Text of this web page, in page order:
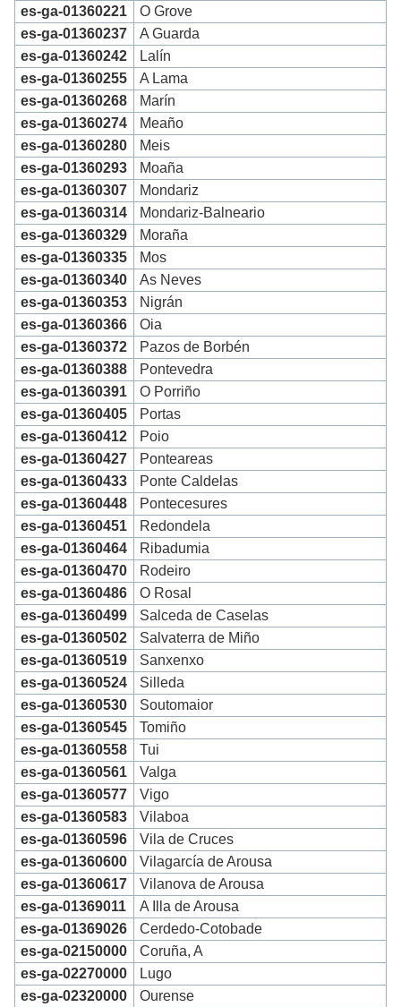
es-ga-01360221
O Grove
es-ga-01360237
A Guarda
es-ga-01360242
Lalín
es-ga-01360255
A Lama
es-ga-01360268
Marín
es-ga-01360274
Meaño
es-ga-01360280
Meis
es-ga-01360293
Moaña
es-ga-01360307
Mondariz
es-ga-01360314
Mondariz-Balneario
es-ga-01360329
Moraña
es-ga-01360335
Mos
es-ga-01360340
As Neves
es-ga-01360353
Nigrán
es-ga-01360366
Oia
es-ga-01360372
Pazos de Borbén
es-ga-01360388
Pontevedra
es-ga-01360391
O Porriño
es-ga-01360405
Portas
es-ga-01360412
Poio
es-ga-01360427
Ponteareas
es-ga-01360433
Ponte Caldelas
es-ga-01360448
Pontecesures
es-ga-01360451
Redondela
es-ga-01360464
Ribadumia
es-ga-01360470
Rodeiro
es-ga-01360486
O Rosal
es-ga-01360499
Salceda de Caselas
es-ga-01360502
Salvaterra de Miño
es-ga-01360519
Sanxenxo
es-ga-01360524
Silleda
es-ga-01360530
Soutomaior
es-ga-01360545
Tomiño
es-ga-01360558
Tui
es-ga-01360561
Valga
es-ga-01360577
Vigo
es-ga-01360583
Vilaboa
es-ga-01360596
Vila de Cruces
es-ga-01360600
Vilagarcía de Arousa
es-ga-01360617
Vilanova de Arousa
es-ga-01369011
A Illa de Arousa
es-ga-01369026
Cerdedo-Cotobade
es-ga-02150000
Coruña, A
es-ga-02270000
Lugo
es-ga-02320000
Ourense